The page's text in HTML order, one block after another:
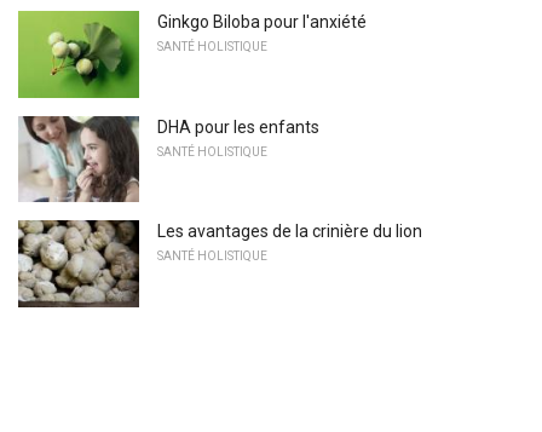
Ginkgo Biloba pour l'anxiété
SANTÉ HOLISTIQUE
DHA pour les enfants
SANTÉ HOLISTIQUE
Les avantages de la crinière du lion
SANTÉ HOLISTIQUE